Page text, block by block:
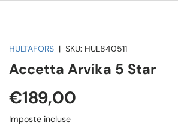
HULTAFORS |SKU: HUL840511
Accetta Arvika 5 Star
€189,00
Imposte incluse